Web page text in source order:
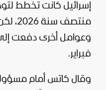
إسرائيل كانت تخطط
منتصف سنة 2026، لكن التطورات داخل
وعوامل أخرى دفعت
فبراير.
وقال كاتس أمام